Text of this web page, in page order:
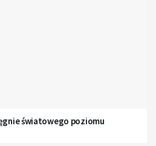
światowego poziomu